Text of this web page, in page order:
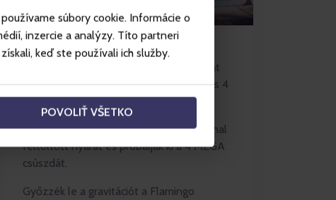
súbory cookie. Informácie o
inzercie a analýzy. Títo partneri
keď ste používali ich služby.
POVOLIŤ VŠETKO
Kaland vár önökre 30 csúszdán, Trópusi
paradicsom minden időjárásban valamint
felfrissítés 10 egész évi medencében és 4
nyári medencében.
Élvezzék az endorfinokkal és adrenalinnal
feltöltött nyarat és próbálják ki a 4 MEGA
csúszdát.
Győzzék le a gravitációt a Flamingo